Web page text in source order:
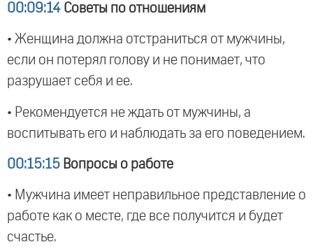
00:09:14 Советы по отношениям
• Женщина должна отстраниться от мужчины,
если он потерял голову и не понимает, что
разрушает себя и ее.
• Рекомендуется не ждать от мужчины, а
воспитывать его и наблюдать за его поведением.
00:15:15 Вопросы о работе
• Мужчина имеет неправильное представление о
работе как о месте, где все получится и будет
счастье.